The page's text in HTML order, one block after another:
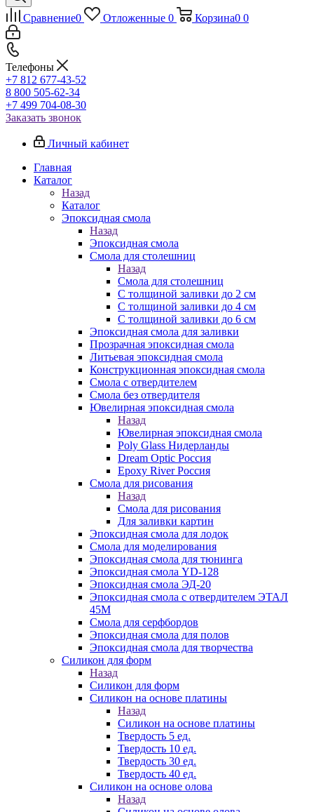
Сравнение0 Отложенные 0 Корзина0 0
Телефоны
+7 812 677-43-52
8 800 505-62-34
+7 499 704-08-30
Заказать звонок
Личный кабинет
Главная
Каталог
Назад
Каталог
Эпоксидная смола
Назад
Эпоксидная смола
Смола для столешниц
Назад
Смола для столешниц
С толщиной заливки до 2 см
С толщиной заливки до 4 см
С толщиной заливки до 6 см
Эпоксидная смола для заливки
Прозрачная эпоксидная смола
Литьевая эпоксидная смола
Конструкционная эпоксидная смола
Смола с отвердителем
Смола без отвердителя
Ювелирная эпоксидная смола
Назад
Ювелирная эпоксидная смола
Poly Glass Нидерланды
Dream Optic Россия
Epoxy River Россия
Смола для рисования
Назад
Смола для рисования
Для заливки картин
Эпоксидная смола для лодок
Смола для моделирования
Эпоксидная смола для тюнинга
Эпоксидная смола YD-128
Эпоксидная смола ЭД-20
Эпоксидная смола с отвердителем ЭТАЛ
45М
Смола для серфбордов
Эпоксидная смола для полов
Эпоксидная смола для творчества
Силикон для форм
Назад
Силикон для форм
Силикон на основе платины
Назад
Силикон на основе платины
Твердость 5 ед.
Твердость 10 ед.
Твердость 30 ед.
Твердость 40 ед.
Силикон на основе олова
Назад